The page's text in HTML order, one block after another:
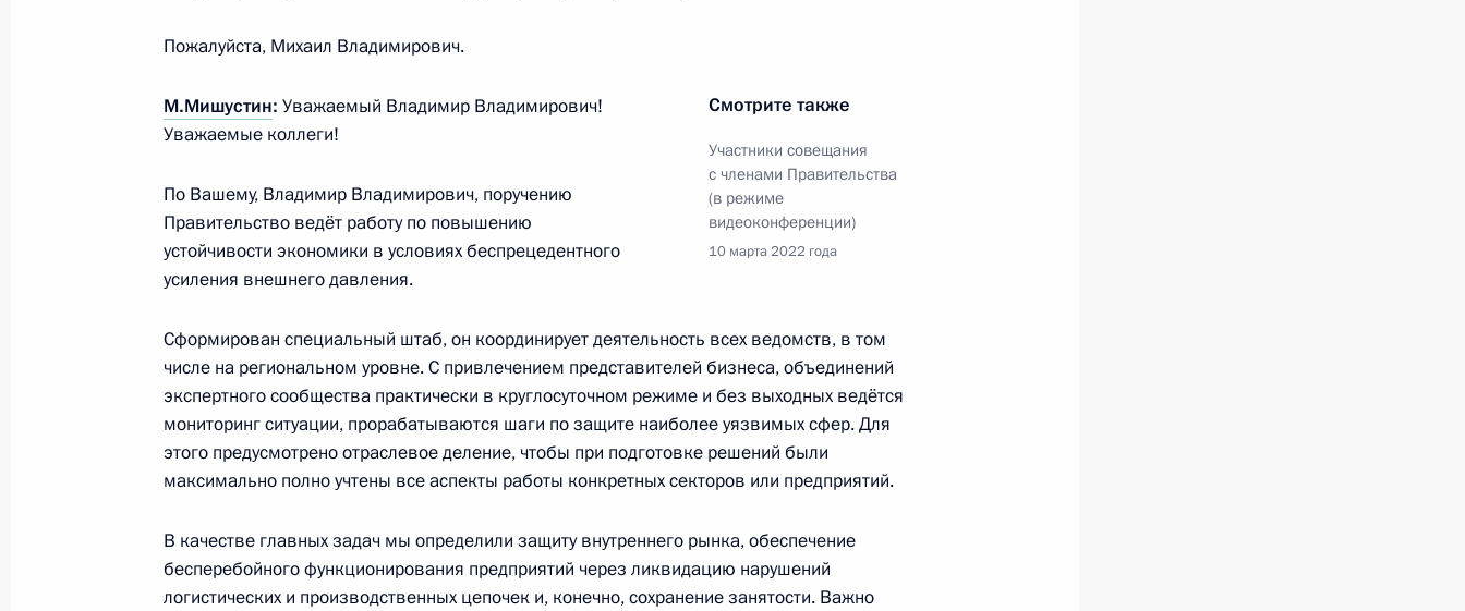
Совещание по развитию дальневосточных городов
Совещание с членами Правительства
19 июля 2023 года, 20:45
Совещание о ходе проведения весенних полевых работ
18 мая 2023 года, 13:30
19 апреля 2023 года, 18:20
Пожалуйста, Михаил Владимирович.
Смотрите также
Участники совещания
с членами Правительства
(в режиме
видеоконференции)
10 марта 2022 года
М.Мишустин: Уважаемый Владимир Владимирович!
Уважаемые коллеги!
По Вашему, Владимир Владимирович, поручению
Правительство ведёт работу по повышению
устойчивости экономики в условиях беспрецедентного
усиления внешнего давления.
Сформирован специальный штаб, он координирует деятельность всех ведомств, в том
числе на региональном уровне. С привлечением представителей бизнеса, объединений
экспертного сообщества практически в круглосуточном режиме и без выходных ведётся
мониторинг ситуации, прорабатываются шаги по защите наиболее уязвимых сфер. Для
этого предусмотрено отраслевое деление, чтобы при подготовке решений были
максимально полно учтены все аспекты работы конкретных секторов или предприятий.
В качестве главных задач мы определили защиту внутреннего рынка, обеспечение
бесперебойного функционирования предприятий через ликвидацию нарушений
логистических и производственных цепочек и, конечно, сохранение занятости. Важно